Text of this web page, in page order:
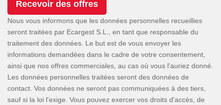
Nous vous informons que les données personnelles recueillies
seront traitées par Ecargest S.L., en tant que responsable du
traitement des données. Le but est de vous envoyer les
informations demandées dans le cadre de votre consentement,
ainsi que nos offres commerciales, au cas où vous l'auriez donné.
Les données personnelles traitées seront des données de
contact. Vos données ne seront pas communiquées à des tiers,
sauf si la loi l'exige. Vous pouvez exercer vos droits d'accès, de